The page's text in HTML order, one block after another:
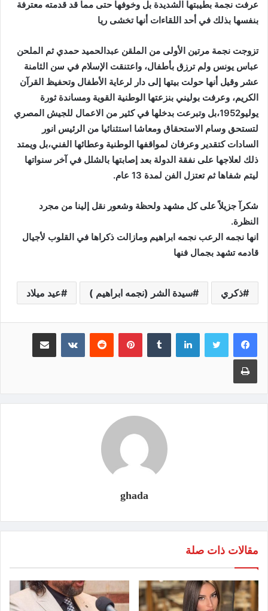
عرفت نجمة بطيبتها الشديدة بل وخوفها حتى مما قد قدمته معترفة
بنفسها بذلك في أحد اللقاءات أنها تخشى ريا
تزوجت نجمة مرتين الأولى من الملقن عبدالحميد حمدي ثم الملحن
عباس يونس ولم ترزق بأطفال، واعتنقت الإسلام في سن الثامنة
عشر وقيل أنها حولت بيتها إلى دار لرعاية الأطفال وتحفيظ القرآن
الكريم، وعرفت بوليني بنزعتها الوطنية القوية ومساندة ثورة
يوليو1952،بل وتبرعت بدخلها في كثير من الاعمال للجيش المصري
لتستحق وسام الاستحقاق ومعاشا استثنائيا من الرئيس انور
السادات كتقدير وعرفان لمواقفها الوطنية وعطائها الفني،بل ويمتد
ذلك لعلاجها على نفقة الدولة بعد إصابتها بالشلل في آخر سنواتها
ليتم شفاها ثم تعتزل الفن لمدة 13 عام.
شكرآ جزيلاً على كل مشهد ولحظة وشعور نقل إلينا من مجرد
النظرة.
انها نجمه الرعب نجمه ابراهيم ومازالت ذكراها في القلوب لأجيال
قادمه تشهد بجمال فنها
ذكري سيدة الشر (نجمه ابراهيم ) عيد ميلاد
لينكدإن بينتيريست
ghada
مقالات ذات صلة